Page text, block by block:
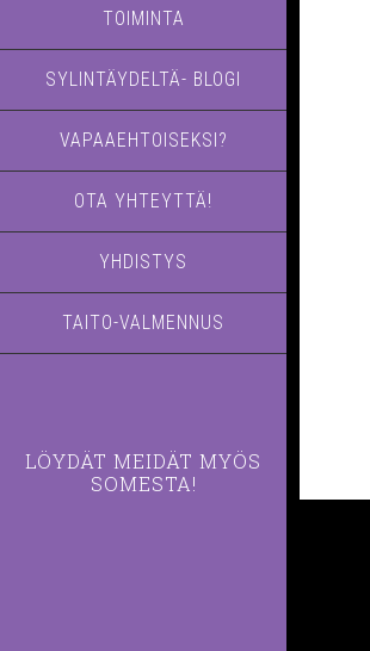
TOIMINTA
SYLINTÄYDELTÄ- BLOGI
VAPAAEHTOISEKSI?
OTA YHTEYTTÄ!
YHDISTYS
TAITO-VALMENNUS
LÖYDÄT MEIDÄT MYÖS
SOMESTA!